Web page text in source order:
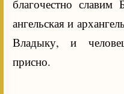
благочестно
ангельская и
Владыку, и
присно.